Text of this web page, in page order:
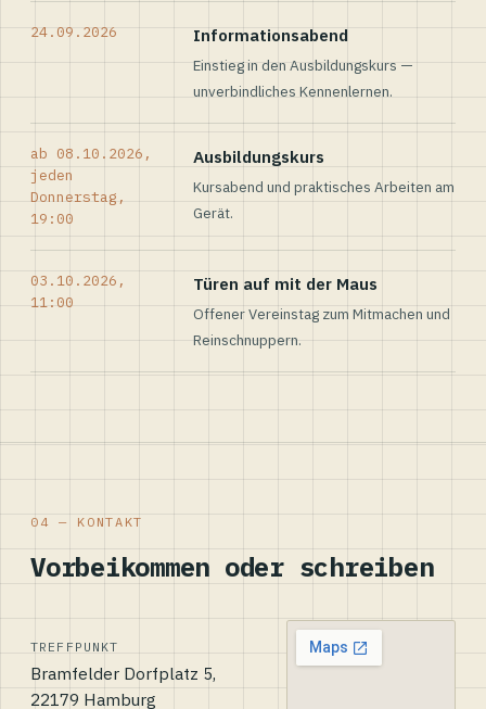
24.09.2026 Informationsabend
Einstieg in den Ausbildungskurs —
unverbindliches Kennenlernen.
ab 08.10.2026,
jeden
Donnerstag,
19:00
Ausbildungskurs
Kursabend und praktisches Arbeiten am
Gerät.
03.10.2026,
11:00
Türen auf mit der Maus
Offener Vereinstag zum Mitmachen und
Reinschnuppern.
04 — KONTAKT
Vorbeikommen oder schreiben
TREFFPUNKT
Bramfelder Dorfplatz 5,
22179 Hamburg